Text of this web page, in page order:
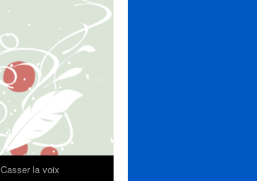
Casser la voix